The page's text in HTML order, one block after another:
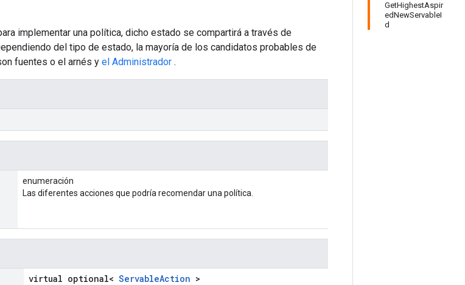
GetHighestAspir
edNewServableI
d
implementar una política, dicho estado se compartirá a través de
del tipo de estado, la mayoría de los candidatos probables de
fuentes o el arnés y el Administrador .
enumeración
Las diferentes acciones que podría recomendar una política.
virtual optional< ServableAction >